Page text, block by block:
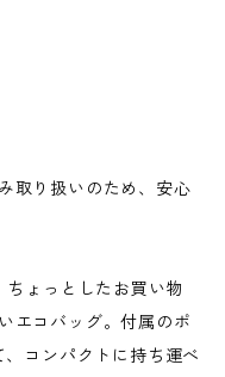
取り扱いのため、安心
ょっとしたお買い物
エコバッグ。付属のポ
コンパクトに持ち運べ